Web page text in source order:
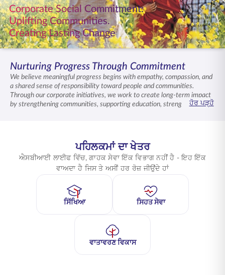
ENGLISH
ਆਨਲਾਈਨ ਖਰੀਦੋ ਪ੍ਰੀਮੀਅਮ ਭਰੋ
Corporate Social Commitment:
Uplifting Communities.
Creating Lasting Change
Nurturing Progress Through Commitment
We believe meaningful progress begins with empathy, compassion, and
a shared sense of responsibility toward people and communities.
Through our corporate initiatives, we work to create long-term impact
by strengthening communities, supporting education, strengthening
ਹੋਰ ਪੜ੍ਹੋ
ਪਹਿਲਕਮਾਂ ਦਾ ਖੇਤਰ
ਐਸਬੀਆਈ ਲਾਈਫ ਵਿੱਚ, ਗਾਹਕ ਸੇਵਾ ਇੱਕ ਵਿਭਾਗ ਨਹੀਂ ਹੈ - ਇਹ ਇੱਕ
ਵਾਅਦਾ ਹੈ ਜਿਸ ਤੇ ਅਸੀਂ ਹਰ ਰੋਜ਼ ਜੀਉਂਦੇ ਹਾਂ
ਸਿੱਖਿਆ ਸਿਹਤ ਸੇਵਾ
ਵਾਤਾਵਰਣ ਵਿਕਾਸ